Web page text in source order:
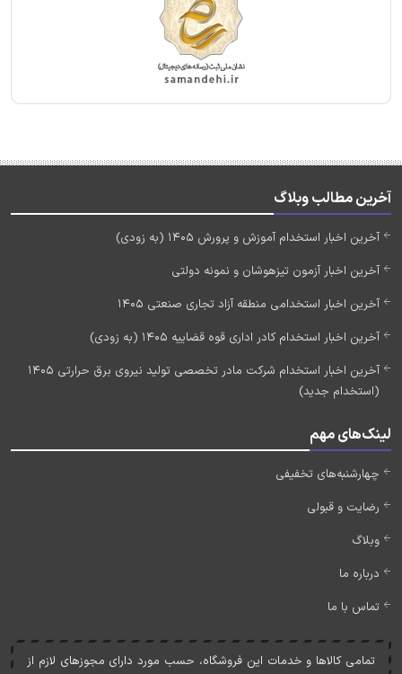
آخرین مطالب وبلاگ
آخرین اخبار استخدام آموزش و پرورش 1405 (به زودی)
آخرین اخبار آزمون تیزهوشان و نمونه دولتی
آخرین اخبار استخدامی منطقه آزاد تجاری صنعتی 1405
آخرین اخبار استخدام کادر اداری قوه قضاییه 1405 (به زودی)
آخرین اخبار استخدام شرکت مادر تخصصی تولید نیروی برق حرارتی 1405
(استخدام جدید)
لینک‌های مهم
چهارشنبه‌های تخفیفی
رضایت و قبولی
وبلاگ
درباره ما
تماس با ما
تمامی کالاها و خدمات اين فروشگاه، حسب مورد دارای مجوزهای لازم از